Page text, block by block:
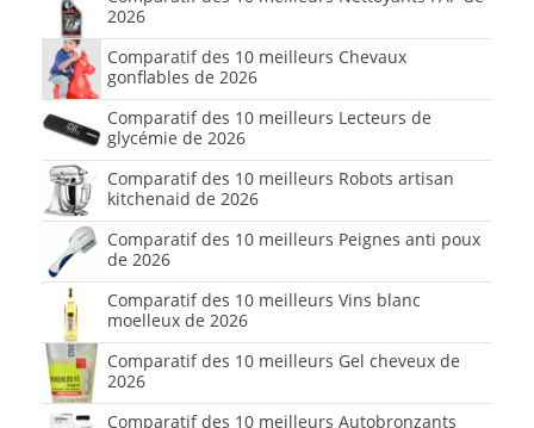
2026
Comparatif des 10 meilleurs Chevaux
gonflables de 2026
Comparatif des 10 meilleurs Lecteurs de
glycémie de 2026
Comparatif des 10 meilleurs Robots artisan
kitchenaid de 2026
Comparatif des 10 meilleurs Peignes anti poux
de 2026
Comparatif des 10 meilleurs Vins blanc
moelleux de 2026
Comparatif des 10 meilleurs Gel cheveux de
2026
Comparatif des 10 meilleurs Autobronzants